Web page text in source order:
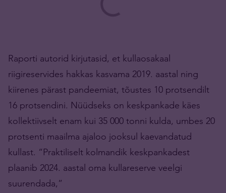
Raporti autorid kirjutasid, et kullaosakaal
riigireservides hakkas kasvama 2019. aastal ning
kiirenes pärast pandeemiat, tõustes 10 protsendilt
16 protsendini. Nüüdseks on keskpankade käes
kollektiivselt enam kui 35 000 tonni kulda, umbes 20
protsenti maailma ajaloo jooksul kaevandatud
kullast. “Praktiliselt kolmandik keskpankadest
plaanib 2024. aastal oma kullareserve veelgi
suurendada,”